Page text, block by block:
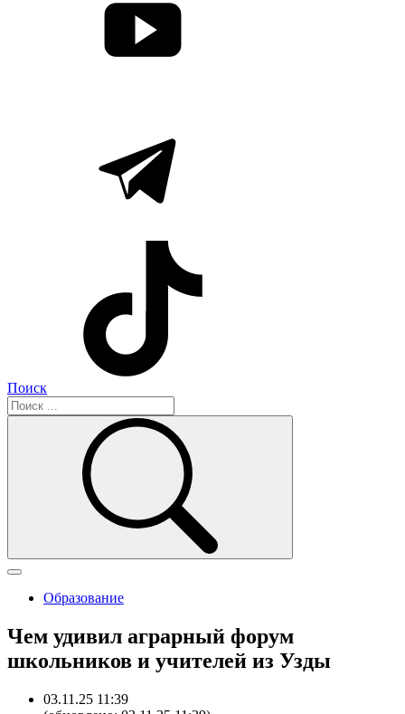
Поиск
Образование
Чем удивил аграрный форум
школьников и учителей из Узды
03.11.25 11:39